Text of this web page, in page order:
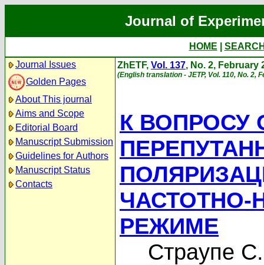
Journal of
HOME
Journal Issues
Golden Pages
About This journal
Aims and Scope
Editorial Board
Manuscript Submission
Guidelines for Authors
Manuscript Status
Contacts
ZhETF, Vol. 137, No. 2, February
(English translation - JETP, Vol. 110, No. 2,
К ВОПРОСУ
РЕЖИМЕ
Страупе